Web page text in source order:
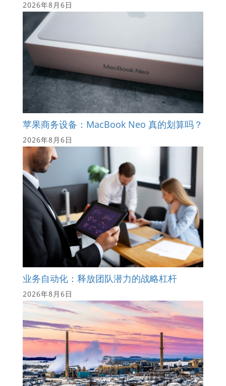
2026年8月6日
苹果商务设备：MacBook Neo 真的划算吗？
2026年8月6日
业务自动化：释放团队潜力的战略杠杆
2026年8月6日